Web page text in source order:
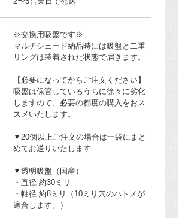
※交換用吸盤です※
マルチシェード納品時には吸盤と二重
リングは装着された状態で届きます。
【必要になってからご注文ください】
吸盤は保管しているうちに徐々に劣化
しますので、必要の都度の購入をおス
スメいたします。
▼20個以上ご注文の場合は一袋にまと
めてお送りいたします
▼透明吸盤（国産）
・直径 約30ミリ
・軸径 約8ミリ（10ミリ穴のハトメが
適合します。）